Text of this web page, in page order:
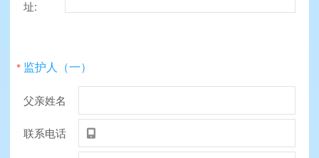
址:
* 监护人（一）
父亲姓名
联系电话 